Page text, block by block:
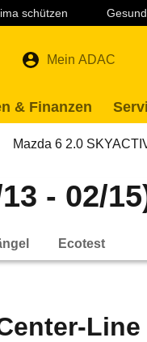
schützen
Mein ADAC
& Finanzen
Mazda 6 2.0
- 02/
Ecotest